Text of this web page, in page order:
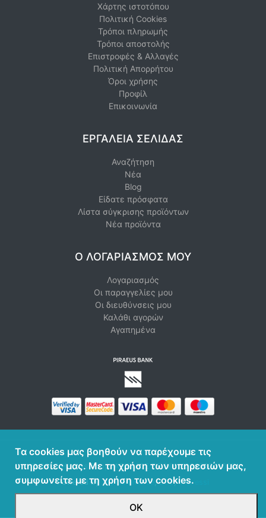
Χάρτης ιστοτόπου
Πολιτική Cookies
Τρόποι πληρωμής
Τρόποι αποστολής
Επιστροφές & Αλλαγές
Πολιτική Απορρήτου
Όροι χρήσης
Προφίλ
Επικοινωνία
ΕΡΓΑΛΕΊΑ ΣΕΛΊΔΑΣ
Αναζήτηση
Νέα
Blog
Είδατε πρόσφατα
Λίστα σύγκρισης προϊόντων
Νέα προϊόντα
Ο ΛΟΓΑΡΙΑΣΜΌΣ ΜΟΥ
Λογαριασμός
Οι παραγγελίες μου
Οι διευθύνσεις μου
Καλάθι αγορών
Αγαπημένα
© 2026 Haskos Shop. ΑΡΙΘΜΟΣ Γ.Ε.ΜΗ. 126098301000
Powered by nopCommerce ,LOD,Impressi
Τα cookies μας βοηθούν να παρέχουμε τις
υπηρεσίες μας. Με τη χρήση των υπηρεσιών μας,
συμφωνείτε με τη χρήση των cookies.
ΟΚ